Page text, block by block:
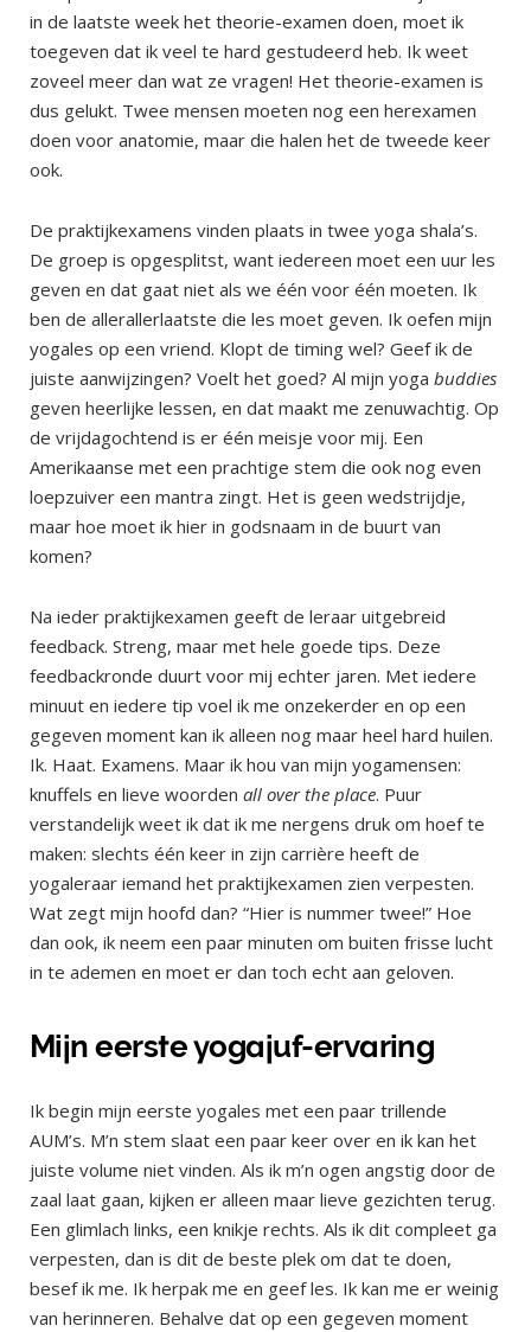
in de laatste week het theorie-examen doen, moet ik
toegeven dat ik veel te hard gestudeerd heb. Ik weet
zoveel meer dan wat ze vragen! Het theorie-examen is
dus gelukt. Twee mensen moeten nog een herexamen
doen voor anatomie, maar die halen het de tweede keer
ook.
De praktijkexamens vinden plaats in twee yoga shala’s.
De groep is opgesplitst, want iedereen moet een uur les
geven en dat gaat niet als we één voor één moeten. Ik
ben de allerallerlaatste die les moet geven. Ik oefen mijn
yogales op een vriend. Klopt de timing wel? Geef ik de
juiste aanwijzingen? Voelt het goed? Al mijn yoga buddies
geven heerlijke lessen, en dat maakt me zenuwachtig. Op
de vrijdagochtend is er één meisje voor mij. Een
Amerikaanse met een prachtige stem die ook nog even
loepzuiver een mantra zingt. Het is geen wedstrijdje,
maar hoe moet ik hier in godsnaam in de buurt van
komen?
Na ieder praktijkexamen geeft de leraar uitgebreid
feedback. Streng, maar met hele goede tips. Deze
feedbackronde duurt voor mij echter jaren. Met iedere
minuut en iedere tip voel ik me onzekerder en op een
gegeven moment kan ik alleen nog maar heel hard huilen.
Ik. Haat. Examens. Maar ik hou van mijn yogamensen:
knuffels en lieve woorden all over the place. Puur
verstandelijk weet ik dat ik me nergens druk om hoef te
maken: slechts één keer in zijn carrière heeft de
yogaleraar iemand het praktijkexamen zien verpesten.
Wat zegt mijn hoofd dan? “Hier is nummer twee!” Hoe
dan ook, ik neem een paar minuten om buiten frisse lucht
in te ademen en moet er dan toch echt aan geloven.
Mijn eerste yogajuf-ervaring
Ik begin mijn eerste yogales met een paar trillende
AUM’s. M’n stem slaat een paar keer over en ik kan het
juiste volume niet vinden. Als ik m’n ogen angstig door de
zaal laat gaan, kijken er alleen maar lieve gezichten terug.
Een glimlach links, een knikje rechts. Als ik dit compleet ga
verpesten, dan is dit de beste plek om dat te doen,
besef ik me. Ik herpak me en geef les. Ik kan me er weinig
van herinneren. Behalve dat op een gegeven moment